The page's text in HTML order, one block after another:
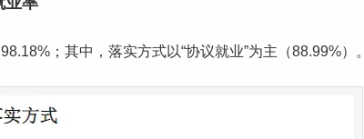
；其中，落实方式以“协议就业”为主（88.99%）。